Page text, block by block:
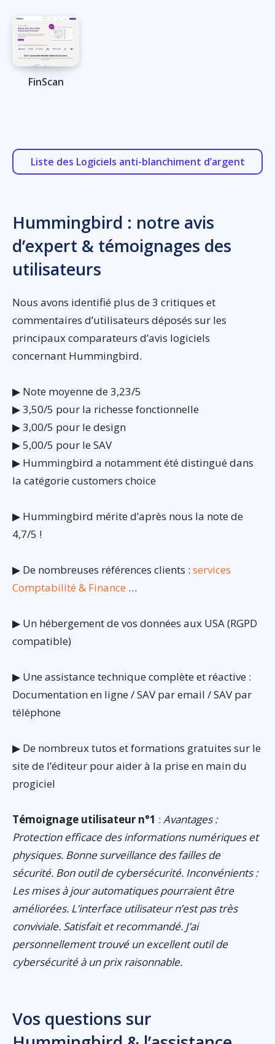
FinScan
Liste des Logiciels anti-blanchiment d’argent
Hummingbird : notre avis
d’expert & témoignages des
utilisateurs
Nous avons identifié plus de 3 critiques et
commentaires d’utilisateurs déposés sur les
principaux comparateurs d’avis logiciels
concernant Hummingbird.
▶ Note moyenne de 3,23/5
▶ 3,50/5 pour la richesse fonctionnelle
▶ 3,00/5 pour le design
▶ 5,00/5 pour le SAV
▶ Hummingbird a notamment été distingué dans
la catégorie customers choice
▶ Hummingbird mérite d’après nous la note de
4,7/5 !
▶ De nombreuses références clients : services
Comptabilité & Finance …
▶ Un hébergement de vos données aux USA (RGPD
compatible)
▶ Une assistance technique complète et réactive :
Documentation en ligne / SAV par email / SAV par
téléphone
▶ De nombreux tutos et formations gratuites sur le
site de l’éditeur pour aider à la prise en main du
progiciel
Témoignage utilisateur n°1 : Avantages :
Protection efficace des informations numériques et
physiques. Bonne surveillance des failles de
sécurité. Bon outil de cybersécurité. Inconvénients :
Les mises à jour automatiques pourraient être
améliorées. L’interface utilisateur n’est pas très
conviviale. Satisfait et recommandé. J’ai
personnellement trouvé un excellent outil de
cybersécurité à un prix raisonnable.
Vos questions sur